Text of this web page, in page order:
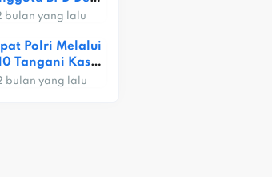
bulan yang lalu
Polri Melalui
Tangani Kasus
Di
bulan yang lalu